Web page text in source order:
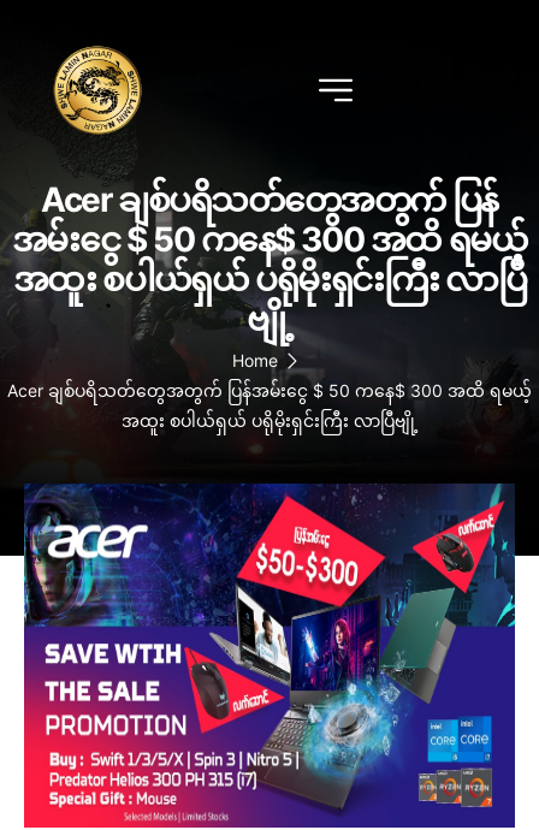
Acer ချစ်ပရိသတ်တွေအတွက် ပြန်
အမ်းငွေ $ 50 ကနေ$ 300 အထိ ရမယ့်
အထူး စပါယ်ရှယ် ပရိုမိုးရှင်းကြီး လာပြီ
ဗျို့
Home
Acer ချစ်ပရိသတ်တွေအတွက် ပြန်အမ်းငွေ $ 50 ကနေ$ 300 အထိ ရမယ့်
အထူး စပါယ်ရှယ် ပရိုမိုးရှင်းကြီး လာပြီဗျို့